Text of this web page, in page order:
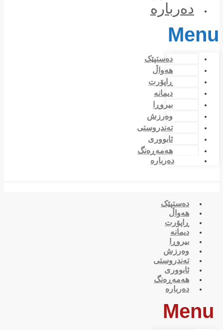
دەربارە
Menu
دەستپێک
هەواڵ
ڕاپۆرت
دیمانە
بیروڕا
وەرزش
تەندروستی
ئابووری
هەمەڕەنگ
دەربارە
دەستپێک
هەواڵ
ڕاپۆرت
دیمانە
بیروڕا
وەرزش
تەندروستی
ئابووری
هەمەڕەنگ
دەربارە
Menu